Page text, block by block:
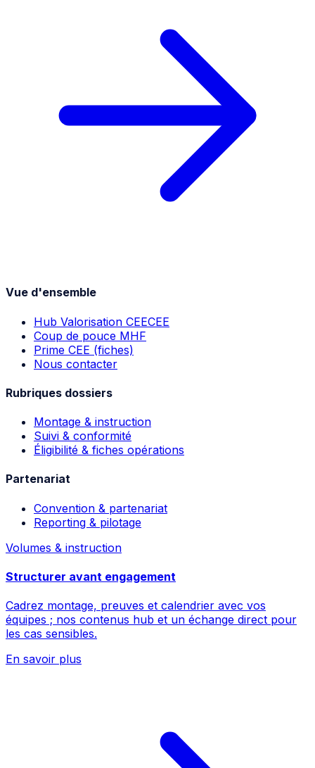
Vue d'ensemble
Hub Valorisation CEECEE
Coup de pouce MHF
Prime CEE (fiches)
Nous contacter
Rubriques dossiers
Montage & instruction
Suivi & conformité
Éligibilité & fiches opérations
Partenariat
Convention & partenariat
Reporting & pilotage
Volumes & instruction
Structurer avant engagement
Cadrez montage, preuves et calendrier avec vos
équipes ; nos contenus hub et un échange direct pour
les cas sensibles.
En savoir plus